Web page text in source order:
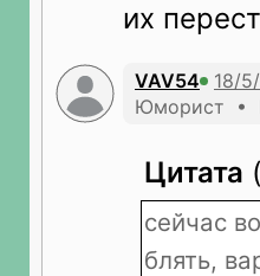
их
VAV54
Юморист •
Цитата
сейчас
блять,